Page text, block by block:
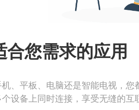
合您需求的应用
、平板、电脑还是智能电视，您
设备上同时连接，享受无缝的互